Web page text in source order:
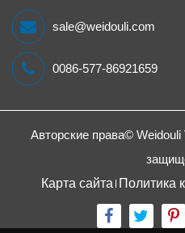
sale@weidouli.com
0086-577-86921659
Авторские права©Weidouli
Карта сайта Политика